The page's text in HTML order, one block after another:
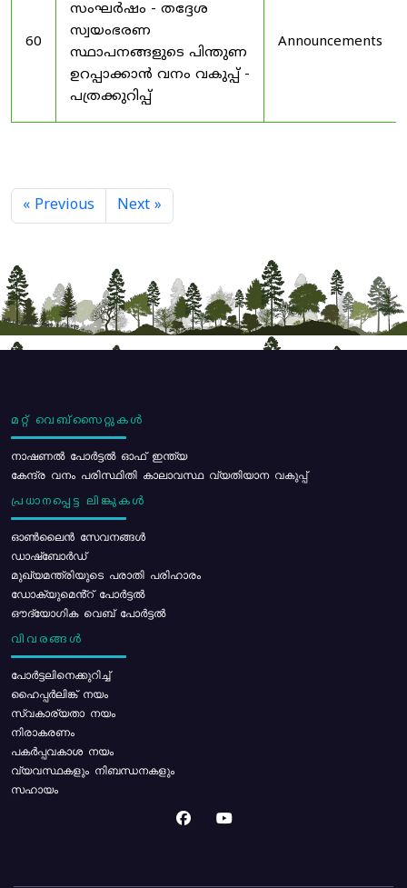
60
സംഘർഷം - തദ്ദേശ
സ്വയംഭരണ
സ്ഥാപനങ്ങളുടെ പിന്തുണ
ഉറപ്പാക്കാൻ വനം വകുപ്പ് -
പത്രക്കുറിപ്പ്
Announcements
« Previous Next »
മറ്റ് വെബ്സൈറ്റുകൾ
നാഷണൽ പോർട്ടൽ ഓഫ് ഇന്ത്യ
കേന്ദ്ര വനം പരിസ്ഥിതി കാലാവസ്ഥ വ്യതിയാന വകുപ്പ്
പ്രധാനപ്പെട്ട ലിങ്കുകൾ
ഓൺലൈൻ സേവനങ്ങൾ
ഡാഷ്ബോർഡ്
മുഖ്യമന്ത്രിയുടെ പരാതി പരിഹാരം
ഡോക്യുമെൻ്റ് പോർട്ടൽ
ഔദ്യോഗിക വെബ് പോർട്ടൽ
വിവരങ്ങൾ
പോര്‍ട്ടലിനെക്കുറിച്ച്
ഹൈപ്പർലിങ്ക് നയം
സ്വകാര്യതാ നയം
നിരാകരണം
പകർപ്പവകാശ നയം
വ്യവസ്ഥകളും നിബന്ധനകളും
സഹായം